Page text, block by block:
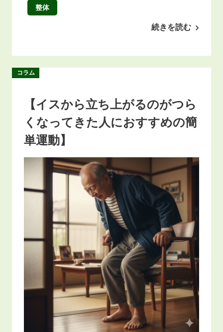
整体
続きを読む
コラム
【イスから立ち上がるのがつら
くなってきた人におすすめの簡
単運動】